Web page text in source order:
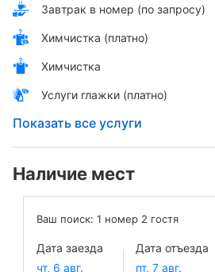
Завтрак в номер (по запросу)
Химчистка (платно)
Химчистка
Услуги глажки (платно)
Показать все услуги
Наличие мест
Ваш поиск: 1 номер 2 гостя
Дата заезда Дата отъезда